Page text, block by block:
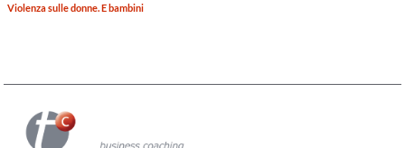
Violenza sulle donne. E bambini